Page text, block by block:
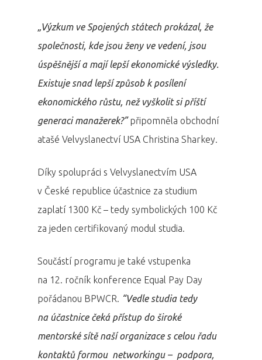
„Výzkum ve Spojených státech prokázal, že
společnosti, kde jsou ženy ve vedení, jsou
úspěšnější a mají lepší ekonomické výsledky.
Existuje snad lepší způsob k posílení
ekonomického růstu, než vyškolit si příští
generaci manažerek?”připomněla obchodní
atašé Velvyslanectví USA Christina Sharkey.
Díky spolupráci s Velvyslanectvím USA
v České republice účastnice za studium
zaplatí 1300 Kč – tedy symbolických 100 Kč
za jeden certifikovaný modul studia.
Součástí programu je také vstupenka
na 12. ročník konference Equal Pay Day
pořádanou BPWCR. “Vedle studia tedy
na účastnice čeká přístup do široké
mentorské sítě naší organizace s celou řadu
kontaktů formou networkingu – podpora,